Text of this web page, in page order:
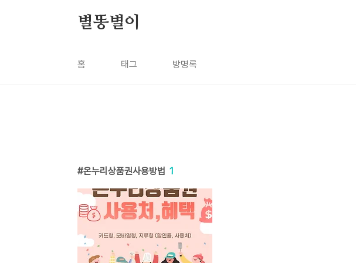
별똥별이
홈 태그 방명록
온누리상품권사용방법 1